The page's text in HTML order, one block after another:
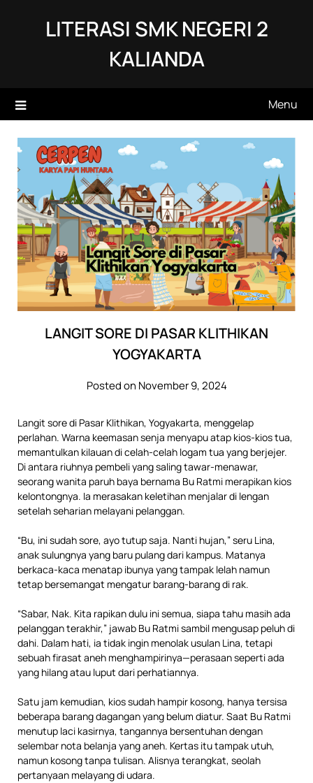
LITERASI SMK NEGERI 2
KALIANDA
Menu
LANGIT SORE DI PASAR KLITHIKAN
YOGYAKARTA
Posted on November 9, 2024
Langit sore di Pasar Klithikan, Yogyakarta, menggelap
perlahan. Warna keemasan senja menyapu atap kios-kios tua,
memantulkan kilauan di celah-celah logam tua yang berjejer.
Di antara riuhnya pembeli yang saling tawar-menawar,
seorang wanita paruh baya bernama Bu Ratmi merapikan kios
kelontongnya. Ia merasakan keletihan menjalar di lengan
setelah seharian melayani pelanggan.
“Bu, ini sudah sore, ayo tutup saja. Nanti hujan,” seru Lina,
anak sulungnya yang baru pulang dari kampus. Matanya
berkaca-kaca menatap ibunya yang tampak lelah namun
tetap bersemangat mengatur barang-barang di rak.
“Sabar, Nak. Kita rapikan dulu ini semua, siapa tahu masih ada
pelanggan terakhir,” jawab Bu Ratmi sambil mengusap peluh di
dahi. Dalam hati, ia tidak ingin menolak usulan Lina, tetapi
sebuah firasat aneh menghampirinya—perasaan seperti ada
yang hilang atau luput dari perhatiannya.
Satu jam kemudian, kios sudah hampir kosong, hanya tersisa
beberapa barang dagangan yang belum diatur. Saat Bu Ratmi
menutup laci kasirnya, tangannya bersentuhan dengan
selembar nota belanja yang aneh. Kertas itu tampak utuh,
namun kosong tanpa tulisan. Alisnya terangkat, seolah
pertanyaan melayang di udara.